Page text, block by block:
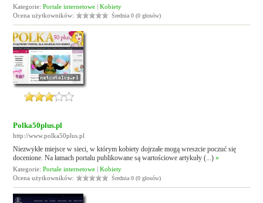
Kategorie:Portale internetowe |Kobiety
Ocena użytkowników:
Średnia 0 (0 głosów)
Polka50plus.pl
http://www.polka50plus.pl
Niezwykłe miejsce w sieci, w którym kobiety dojrzałe mogą wreszcie poczuć się
docenione. Na łamach portalu publikowane są wartościowe artykuły (...)»
Kategorie:Portale internetowe |Kobiety
Ocena użytkowników:
Średnia 0 (0 głosów)